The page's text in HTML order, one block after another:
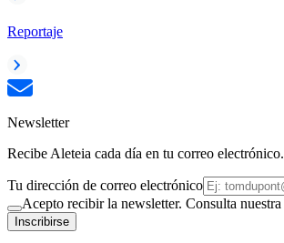
Reportaje
Newsletter
Recibe Aleteia cada día en tu correo electrónico.
Tu dirección de correo electrónico
Acepto recibir la newsletter. Consulta nuestra
Inscribirse